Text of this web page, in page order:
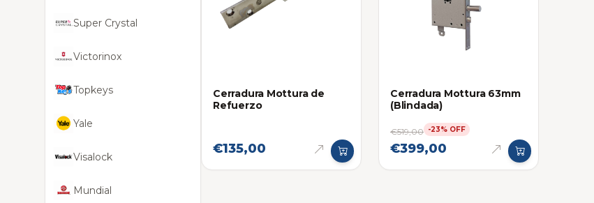
Super Crystal
Victorinox
Topkeys
Yale
Visalock
Mundial
Cerradura Mottura de
Refuerzo
€135,00
Cerradura Mottura 63mm
(Blindada)
€519,00 -23% OFF
€399,00